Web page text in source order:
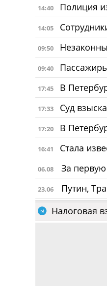
14:40 Полиция
14:05
09:50
09:40
17:45 В
17:33 Суд
17:20 В
16:41 Стала
06.08 За первую
23.06
Путин,
Налоговая